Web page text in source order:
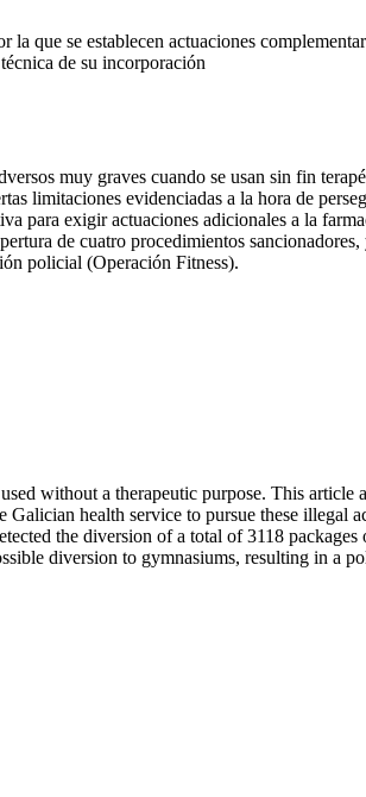
que se establecen actuaciones
de su incorporación
muy graves cuando se usan sin fin
limitaciones evidenciadas a la hora de
para exigir actuaciones adicionales a la
de cuatro procedimientos
policial (Operación Fitness).
without a therapeutic purpose. This
health service to pursue these
the diversion of a total of 3118
diversion to gymnasiums, resulting in a